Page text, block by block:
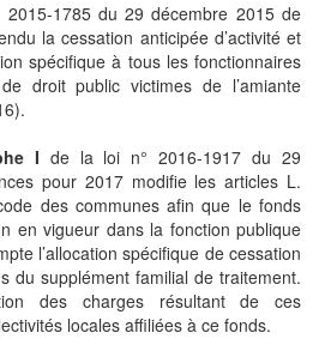
2015-1785 du 29 décembre 2015 de
la cessation anticipée d’activité et
spécifique à tous les fonctionnaires
droit public victimes de l’amiante
I de la loi n° 2016-1917 du 29
pour 2017 modifie les articles L.
des communes afin que le fonds
en vigueur dans la fonction publique
l’allocation spécifique de cessation
du supplément familial de traitement.
des charges résultant de ces
locales affiliées à ce fonds.